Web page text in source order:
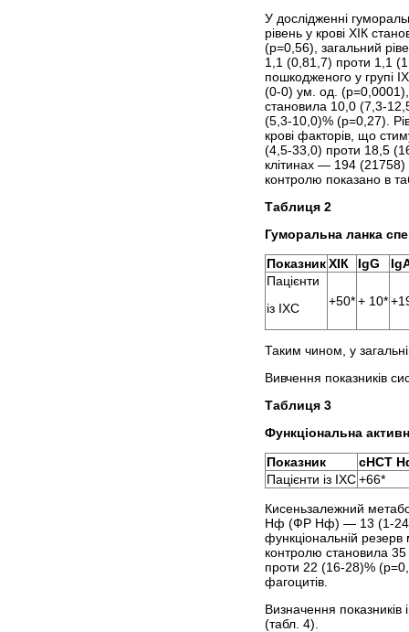
У дослідженні
рівень у крові ХІК
(р=0,56), загальний
1,1 (0,81,7) проти 1,1
пошкодженого у групі
(0-0) ум. од.
становила 10,0 (7,3-
(5,3-10,0)% (р=0,27).
крові факторів, що
(4,5-33,0) проти 18,5
клітинах — 194 (21758)
контролю показано в
Таблиця 2
Гуморальна ланка
ПоказникХІК IgG
Пацієнти
із ІХС
+50*+ 10*
Таким чином, у
Вивчення показників
Таблиця 3
Функціональна
Показник
сНСТ
Пацієнти із ІХС+66*
Кисеньзалежний
Нф (ФР Нф) — 13 (1-24)
функціональній
контролю становила
проти 22 (16-28)%
фагоцитів.
Визначення показників
(табл. 4).